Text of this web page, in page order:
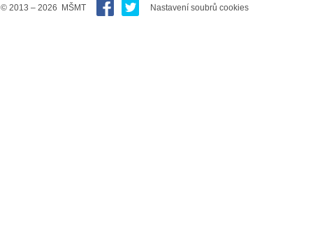
© 2013 – 2026 MŠMT Nastavení soubrů cookies